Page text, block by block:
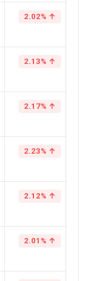
2.02% ↑
2.13% ↑
2.17% ↑
2.23% ↑
2.12% ↑
2.01% ↑